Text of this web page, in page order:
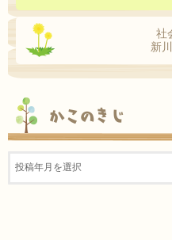
社
新
かこのきじ